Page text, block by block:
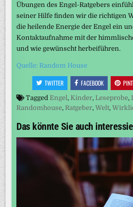
Übungen des Engel-Ratgebers
seiner Hilfe finden wir die richtigen
die heilende Energie der Engel ein
Kontaktaufnahme mit der
und wie gewünscht herbeiführen.
Quelle: Random House
TWITTER FACEBOOK
Tagged Engel, Kinder, Leseprobe,
Randomhouse, Ratgeber,Welt,
Das könnte Sie auch